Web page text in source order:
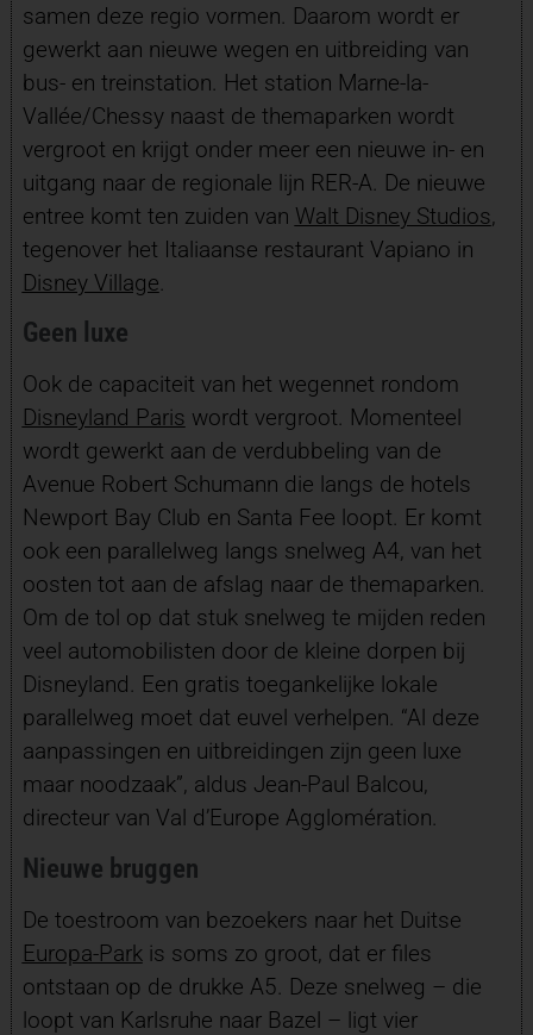
samen deze regio vormen. Daarom wordt er
gewerkt aan nieuwe wegen en uitbreiding van
bus- en treinstation. Het station Marne-la-
Vallée/Chessy naast de themaparken wordt
vergroot en krijgt onder meer een nieuwe in- en
uitgang naar de regionale lijn RER-A. De nieuwe
entree komt ten zuiden van Walt Disney Studios,
tegenover het Italiaanse restaurant Vapiano in
Disney Village.
Geen luxe
Ook de capaciteit van het wegennet rondom
Disneyland Paris wordt vergroot. Momenteel
wordt gewerkt aan de verdubbeling van de
Avenue Robert Schumann die langs de hotels
Newport Bay Club en Santa Fee loopt. Er komt
ook een parallelweg langs snelweg A4, van het
oosten tot aan de afslag naar de themaparken.
Om de tol op dat stuk snelweg te mijden reden
veel automobilisten door de kleine dorpen bij
Disneyland. Een gratis toegankelijke lokale
parallelweg moet dat euvel verhelpen. “Al deze
aanpassingen en uitbreidingen zijn geen luxe
maar noodzaak”, aldus Jean-Paul Balcou,
directeur van Val d’Europe Agglomération.
Nieuwe bruggen
De toestroom van bezoekers naar het Duitse
Europa-Parkis soms zo groot, dat er files
ontstaan op de drukke A5. Deze snelweg – die
loopt van Karlsruhe naar Bazel – ligt vier